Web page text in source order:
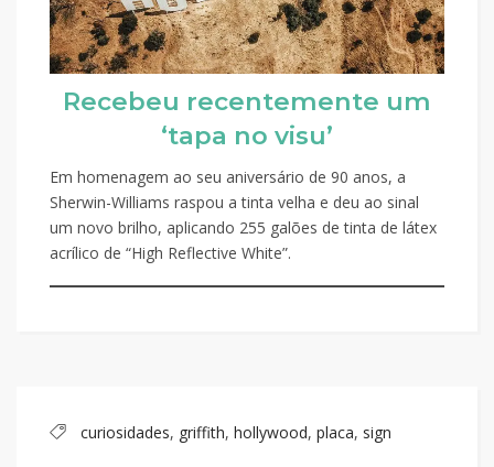
Recebeu recentemente um
‘tapa no visu’
Em homenagem ao seu aniversário de 90 anos, a
Sherwin-Williams raspou a tinta velha e deu ao sinal
um novo brilho, aplicando 255 galões de tinta de látex
acrílico de “High Reflective White”.
curiosidades, griffith, hollywood, placa, sign